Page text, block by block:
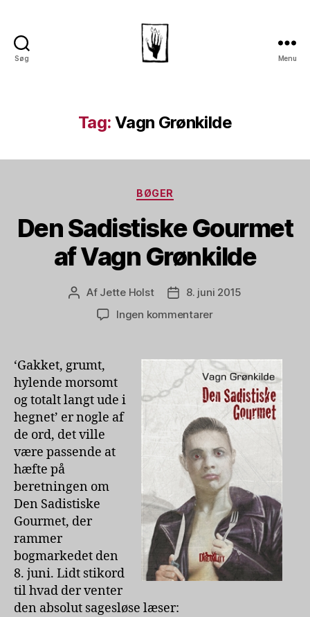
Søg Menu
Tag: Vagn Grønkilde
Kategorier
BØGER
Den Sadistiske Gourmet
af Vagn Grønkilde
Indlægsforfatter
Af Jette Holst Indlægsdato
8. juni 2015
Ingen kommentarertil
Gourmet
af
Vagn
Grønkilde
‘Gakket, grumt,
hylende morsomt
og totalt langt ude i
hegnet’ er nogle af
de ord, det ville
være passende at
hæfte på
beretningen om
Den Sadistiske
Gourmet, der
rammer
bogmarkedet den
8. juni. Lidt stikord
til hvad der venter
den absolut sagesløse læser: